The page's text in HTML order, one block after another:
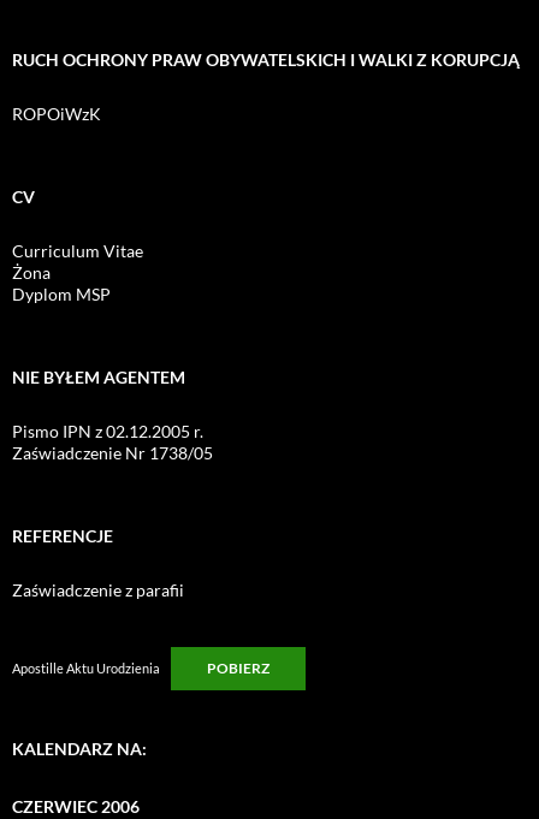
RUCH OCHRONY PRAW OBYWATELSKICH I WALKI Z KORUPCJĄ
ROPOiWzK
CV
Curriculum Vitae
Żona
Dyplom MSP
NIE BYŁEM AGENTEM
Pismo IPN z 02.12.2005 r.
Zaświadczenie Nr 1738/05
REFERENCJE
Zaświadczenie z parafii
Apostille Aktu Urodzienia POBIERZ
KALENDARZ NA:
CZERWIEC 2006